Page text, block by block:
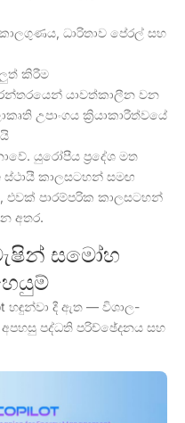
ධාරිතාව පේරල් සහ
කිරීම
යාවත්කාලීන වන
උපාංගය ක්‍රියාකාරීත්වයේ
යුරෝපීය ප‍්‍රදේශ මත
ස්ථායී කාලසටහන් සමඟ
එවක් පාරම්පරික කාලසටහන්
අතර.
සමෝහ
හඳුන්වා දී ඇත — විශාල-
පද්ධති පරිච්ඡේදනය සහ